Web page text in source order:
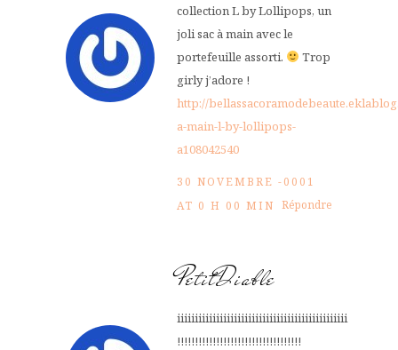
collection L by Lollipops, un
joli sac à main avec le
portefeuille assorti.
Trop
girly j’adore !
http://
a-main-l-by-lollipops-
a108042540
30 NOVEMBRE -0001
AT 0 H 00 MIN Répondre
PetitDiable
iiiiiiiiiiiiiiiiiiiiiiiiiiiiiiiiiiiiiiiiiiiiiiii
!!!!!!!!!!!!!!!!!!!!!!!!!!!!!!!!!!!